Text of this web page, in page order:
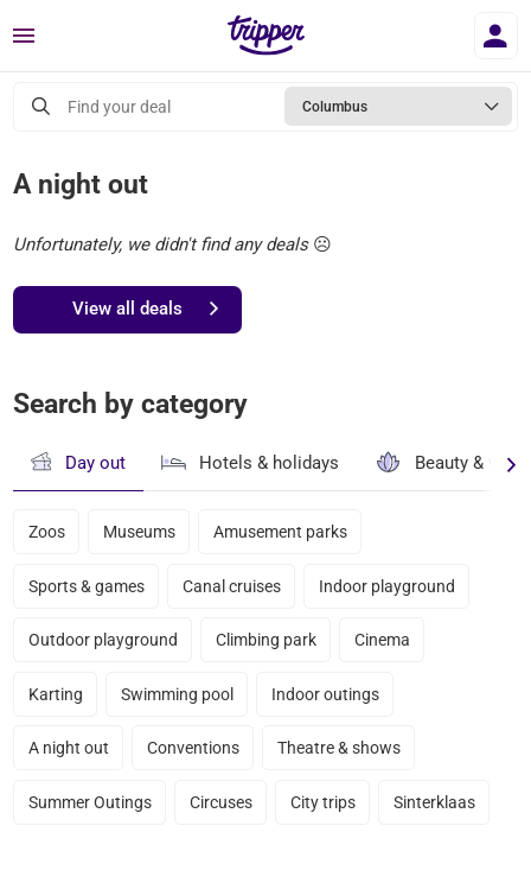
Menu
Find your deal Columbus
A night out
Unfortunately, we didn't find any deals☹️
View all deals
Search by category
Day out Hotels & holidays Beauty &
Zoos Museums Amusement parks
Sports & games Canal cruises Indoor playground
Outdoor playground Climbing park Cinema
Karting Swimming pool Indoor outings
A night out Conventions Theatre & shows
Summer Outings Circuses City trips Sinterklaas